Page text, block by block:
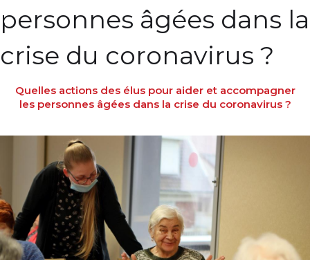
personnes âgées dans la
crise du coronavirus ?
Quelles actions des élus pour aider et accompagner
les personnes âgées dans la crise du coronavirus ?